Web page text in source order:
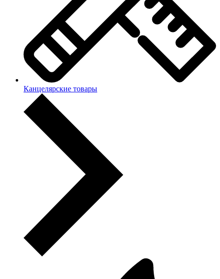
Канцелярские товары